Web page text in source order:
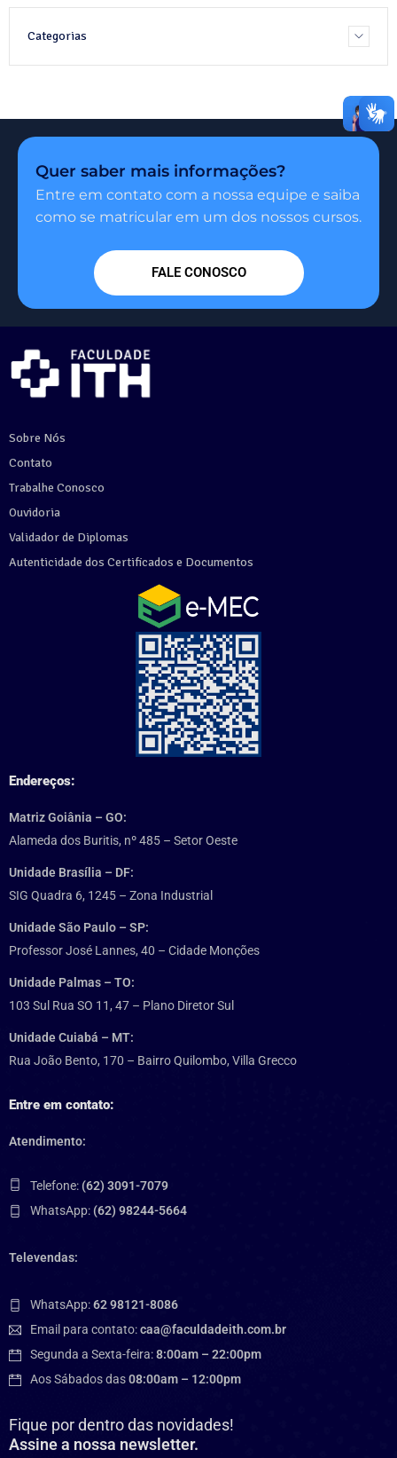
Categorias
Quer saber mais informações?
Entre em contato com a nossa equipe e saiba
como se matricular em um dos nossos cursos.
FALE CONOSCO
Sobre Nós
Contato
Trabalhe Conosco
Ouvidoria
Validador de Diplomas
Autenticidade dos Certificados e Documentos
Endereços:
Matriz Goiânia – GO:
Alameda dos Buritis, nº 485 – Setor Oeste
Unidade Brasília – DF:
SIG Quadra 6, 1245 – Zona Industrial
Unidade São Paulo – SP:
Professor José Lannes, 40 – Cidade Monções
Unidade Palmas – TO:
103 Sul Rua SO 11, 47 – Plano Diretor Sul
Unidade Cuiabá – MT:
Rua João Bento, 170 – Bairro Quilombo, Villa Grecco
Entre em contato:
Atendimento:
Telefone: (62) 3091-7079
WhatsApp: (62) 98244-5664
Televendas:
WhatsApp:62 98121-8086
Email para contato:caa@faculdadeith.com.br
Segunda a Sexta-feira:8:00am – 22:00pm
Aos Sábados das08:00am – 12:00pm
Fique por dentro das novidades!
Assine a nossa newsletter.